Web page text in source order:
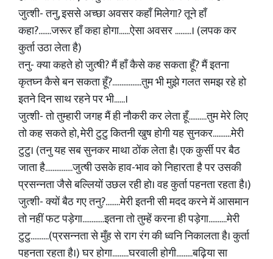
जुत्शी- तनु, इससे अच्छा अवसर कहाँ मिलेगा? तूने हाँ
कहा?.......जरूर हाँ कहा होगा......ऐसा अवसर .........। (लपक कर
कुर्ता उठा लेता है)
तनु- क्या कहते हो जुत्षी? मैं हाँ कैसे कह सकता हूँ? मैं इतना
कृतघ्न कैसे बन सकता हूँ?................तुम भी मुझे गलत समझ रहे हो
इतने दिन साथ रहने पर भी......।
जुत्शी- तो तुम्हारी जगह मैं ही नौकरी कर लेता हूँ..........तुम मेरे लिए
तो कह सकते हो, मेरी टुटु कितनी खुष होगी यह सुनकर..........मेरी
टुटु। (तनु यह सब सुनकर माथा ठोंक लेता है। एक कुर्सी पर बैठ
जाता है...............जुत्षी उसके हाव-भाव को निहारता है पर उसकी
प्रसन्नता जैसे बल्लियों उछल रही हो। वह कुर्ता पहनता रहता है।)
जुत्शी- क्यों बैठ गए तनु?........मेरी इतनी सी मदद करने में आसमान
तो नहीं फट पड़ेगा............इतना तो तुम्हें करना ही पड़ेगा..........मेरी
टुटु..........(प्रसन्नता से मुँह से राग रंग की ध्वनि निकालता है। कुर्ता
पहनता रहता है।) घर होगा.........घरवाली होगी.........बढ़िया सा